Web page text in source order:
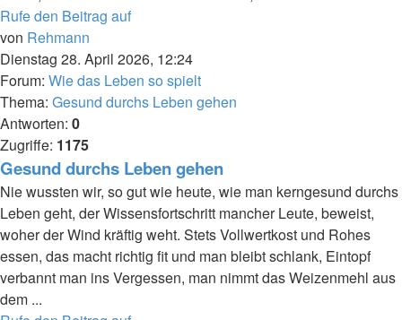
Rufe den Beitrag auf
von Rehmann
Dienstag 28. April 2026, 12:24
Forum: Wie das Leben so spielt
Thema: Gesund durchs Leben gehen
Antworten: 0
Zugriffe: 1175
Gesund durchs Leben gehen
Nie wussten wir, so gut wie heute, wie man kerngesund durchs
Leben geht, der Wissensfortschritt mancher Leute, beweist,
woher der Wind kräftig weht. Stets Vollwertkost und Rohes
essen, das macht richtig fit und man bleibt schlank, Eintopf
verbannt man ins Vergessen, man nimmt das Weizenmehl aus
dem ...